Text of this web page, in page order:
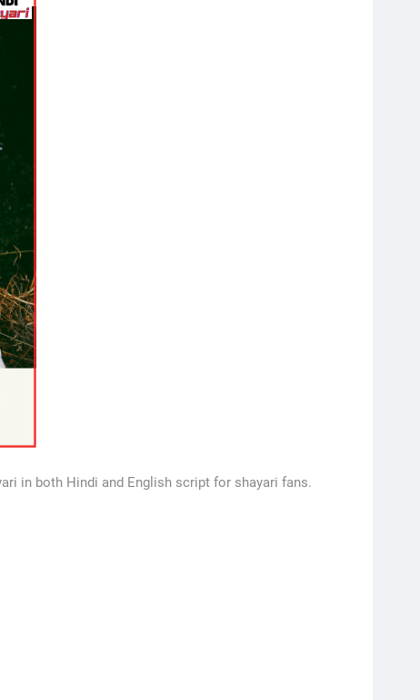
in both Hindi and English script for shayari fans.